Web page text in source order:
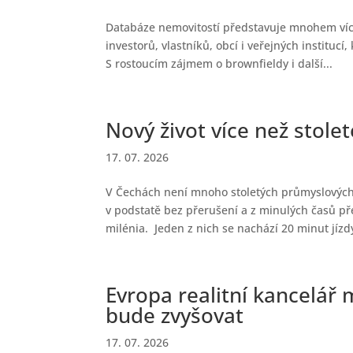
Databáze nemovitostí představuje mnohem
investorů, vlastníků, obcí i veřejných
S rostoucím zájmem o brownfieldy i další...
Nový život více než
17. 07. 2026
V Čechách není mnoho stoletých
v podstatě bez přerušení a z minulých časů
milénia. Jeden z nich se nachází 20 minut
Evropa realitní kancelář
bude zvyšovat
17. 07. 2026